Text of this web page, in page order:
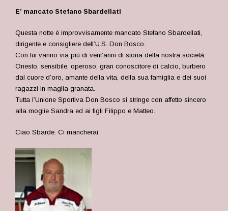
E’ mancato Stefano Sbardellati
Questa notte è improvvisamente mancato Stefano Sbardellati,
dirigente e consigliere dell’U.S. Don Bosco.
Con lui vanno via più di vent’anni di storia della nostra società.
Onesto, sensibile, operoso, gran conoscitore di calcio, burbero
dal cuore d’oro, amante della vita, della sua famiglia e dei suoi
ragazzi in maglia granata.
Tutta l’Unione Sportiva Don Bosco si stringe con affetto sincero
alla moglie Sandra ed ai figli Filippo e Matteo.
Ciao Sbarde. Ci mancherai.